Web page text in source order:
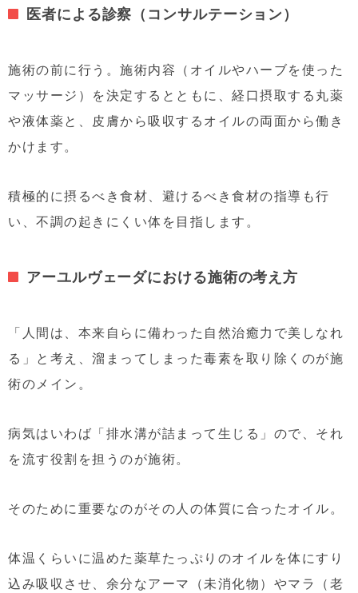
医者による診察（コンサルテーション）
施術の前に行う。施術内容（オイルやハーブを使った
マッサージ）を決定するとともに、経口摂取する丸薬
や液体薬と、皮膚から吸収するオイルの両面から働き
かけます。
積極的に摂るべき食材、避けるべき食材の指導も行
い、不調の起きにくい体を目指します。
アーユルヴェーダにおける施術の考え方
「人間は、本来自らに備わった自然治癒力で美しなれ
る」と考え、溜まってしまった毒素を取り除くのが施
術のメイン。
病気はいわば「排水溝が詰まって生じる」ので、それ
を流す役割を担うのが施術。
そのために重要なのがその人の体質に合ったオイル。
体温くらいに温めた薬草たっぷりのオイルを体にすり
込み吸収させ、余分なアーマ（未消化物）やマラ（老